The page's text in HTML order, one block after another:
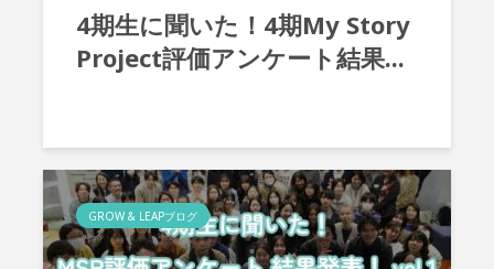
4期生に聞いた！4期My Story
Project評価アンケート結果...
GROW & LEAPブログ